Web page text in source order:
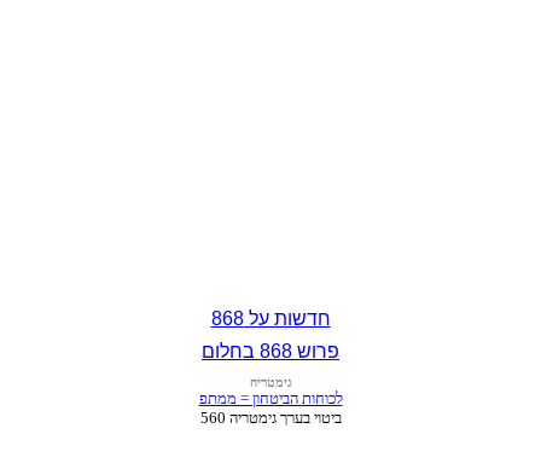
חדשות על 868
פרוש 868 בחלום